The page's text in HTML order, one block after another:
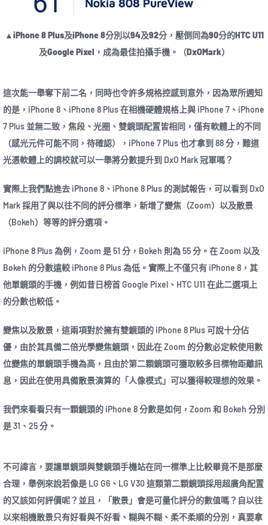
▲iPhone 8 Plus及iPhone 8分別以94及92分，壓倒同為90分的HTC U11
及Google Pixel，成為最佳拍攝手機。（DxOMark）
這次能一舉奪下前二名，同時也令許多規格控感到意外，因為眾所週知
的是，iPhone 8、iPhone 8 Plus 在相機硬體規格上與 iPhone 7、iPhone
7 Plus 並無二致，焦段、光圈、雙鏡頭配置皆相同，僅有軟體上的不同
（感光元件可能不同，待確認），iPhone 7 Plus 也才拿到 88 分，難道
光憑軟體上的調校就可以一舉將分數提升到 DxO Mark 冠軍嗎？
實際上我們點進去 iPhone 8、iPhone 8 Plus 的測試報告，可以看到 DxO
Mark 採用了與以往不同的評分標準，新增了變焦（Zoom）以及散景
（Bokeh）等等的評分選項。
iPhone 8 Plus 為例，Zoom 是 51 分，Bokeh 則為 55 分。在 Zoom 以及
Bokeh 的分數遠較 iPhone 8 Plus 為低。實際上不僅只有 iPhone 8，其
他單鏡頭的手機，例如昔日榜首 Google Pixel、HTC U11 在此二選項上
的分數也較低。
變焦以及散景，這兩項對於擁有雙鏡頭的 iPhone 8 Plus 可說十分佔
優，由於其具備二倍光學變焦鏡頭，因此在 Zoom 的分數必定較使用數
位變焦的單鏡頭手機為高，且由於第二顆鏡頭可獲取較多目標物距離訊
息，因此在使用具備散景演算的「人像模式」可以獲得較理想的效果。
我們來看看只有一顆鏡頭的 iPhone 8 分數是如何，Zoom 和 Bokeh 分別
是 31、25 分。
不可諱言，要讓單鏡頭與雙鏡頭手機站在同一標準上比較畢竟不是那麼
合理，舉例來說若像是 LG G6、LG V30 這類第二顆鏡頭採用超廣角配置
的又該如何評價呢？並且，「散景」會是可量化評分的數值嗎？自以往
以來相機散景只有好看與不好看、糊與不糊、柔不柔順的分別，真要拿